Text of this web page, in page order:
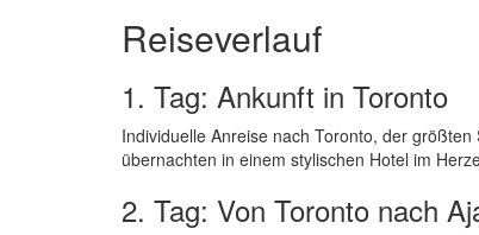
Reiseverlauf
1. Tag: Ankunft in Toronto
Individuelle Anreise nach Toronto, der
übernachten in einem stylischen Hotel im
2. Tag: Von Toronto nach